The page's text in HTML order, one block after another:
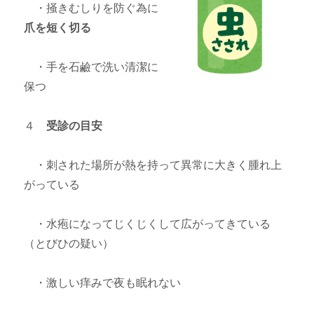
・掻きむしりを防ぐ為に
爪を短く切る
・手を石鹼で洗い清潔に
保つ
４ 受診の目安
・刺された場所が熱を持って異常に大きく腫れ上
がっている
・水疱になってじくじくして広がってきている
（とびひの疑い）
・激しい痒みで夜も眠れない